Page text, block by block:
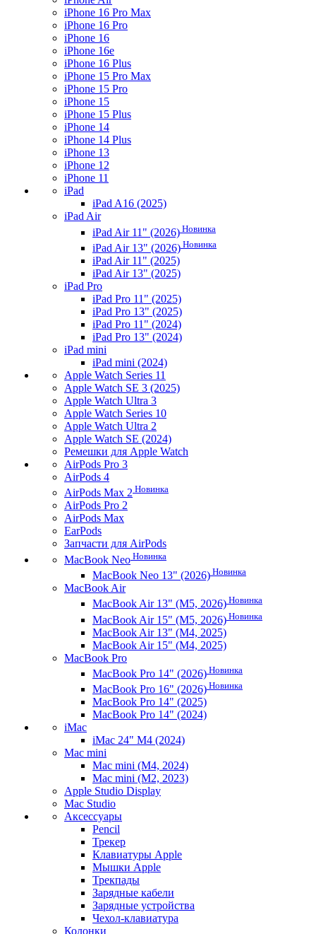
iPhone 16 Pro Max
iPhone 16 Pro
iPhone 16
iPhone 16e
iPhone 16 Plus
iPhone 15 Pro Max
iPhone 15 Pro
iPhone 15
iPhone 15 Plus
iPhone 14
iPhone 14 Plus
iPhone 13
iPhone 12
iPhone 11
iPad
iPad A16 (2025)
iPad Air
iPad Air 11" (2026) Новинка
iPad Air 13" (2026) Новинка
iPad Air 11" (2025)
iPad Air 13" (2025)
iPad Pro
iPad Pro 11" (2025)
iPad Pro 13" (2025)
iPad Pro 11" (2024)
iPad Pro 13" (2024)
iPad mini
iPad mini (2024)
Apple Watch Series 11
Apple Watch SE 3 (2025)
Apple Watch Ultra 3
Apple Watch Series 10
Apple Watch Ultra 2
Apple Watch SE (2024)
Ремешки для Apple Watch
AirPods Pro 3
AirPods 4
AirPods Max 2 Новинка
AirPods Pro 2
AirPods Max
EarPods
Запчасти для AirPods
MacBook Neo Новинка
MacBook Neo 13" (2026) Новинка
MacBook Air
MacBook Air 13" (M5, 2026) Новинка
MacBook Air 15" (M5, 2026) Новинка
MacBook Air 13" (M4, 2025)
MacBook Air 15" (M4, 2025)
MacBook Pro
MacBook Pro 14" (2026) Новинка
MacBook Pro 16" (2026) Новинка
MacBook Pro 14" (2025)
MacBook Pro 14" (2024)
iMac
iMac 24" M4 (2024)
Mac mini
Mac mini (M4, 2024)
Mac mini (M2, 2023)
Apple Studio Display
Mac Studio
Аксессуары
Pencil
Трекер
Клавиатуры Apple
Мышки Apple
Трекпады
Зарядные кабели
Зарядные устройства
Чехол-клавиатура
Колонки